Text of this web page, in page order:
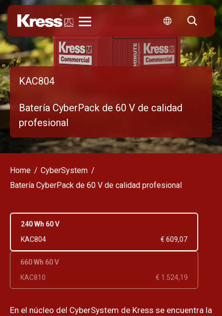
KAC804
Batería CyberPack de 60 V de calidad
profesional
Home
CyberSystem
Batería CyberPack de 60 V de calidad profesional
240 Wh 60 V
KAC804
€ 609,07
660 Wh 60 V
KAC810
€ 1.524,19
En el núcleo del CyberSystem de Kress se encuentra la